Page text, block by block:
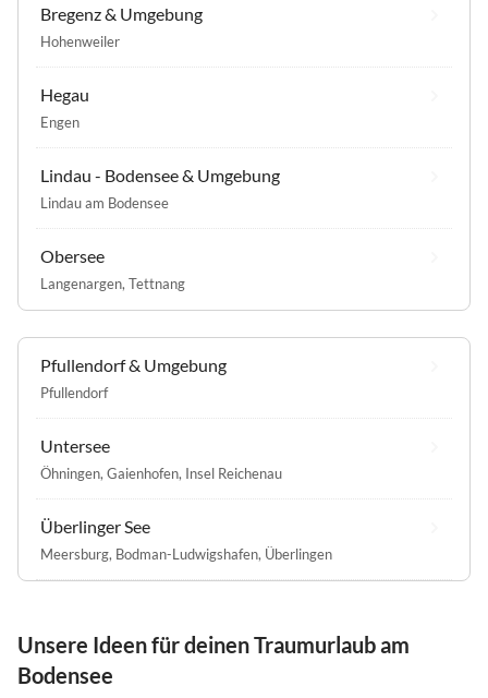
Bregenz & Umgebung
Hohenweiler
Hegau
Engen
Lindau - Bodensee & Umgebung
Lindau am Bodensee
Obersee
Langenargen, Tettnang
Pfullendorf & Umgebung
Pfullendorf
Untersee
Öhningen, Gaienhofen, Insel Reichenau
Überlinger See
Meersburg, Bodman-Ludwigshafen, Überlingen
Unsere Ideen für deinen Traumurlaub am
Bodensee